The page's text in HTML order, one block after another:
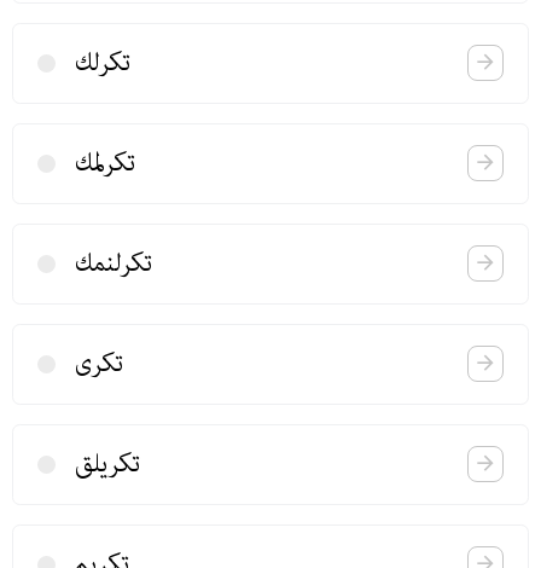
تكرلك
تكرلمك
تكرلنمك
تكری
تكریلق